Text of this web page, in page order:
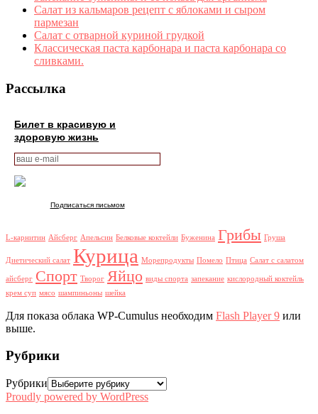
Салат из кальмаров рецепт с яблоками и сыром
пармезан
Салат с отварной куриной грудкой
Классическая паста карбонара и паста карбонара со
сливками.
Рассылка
Билет в красивую и
здоровую жизнь
Подписаться письмом
L-карнитин Айсберг Апельсин Белковые коктейли Буженина Грибы Груша
Диетический салат Курица Морепродукты Помело Птица Салат с салатом
айсберг Спорт Творог Яйцо виды спорта запекание кислородный коктейль
крем суп мясо шампиньоны шейка
Для показа облака WP-Cumulus необходим Flash Player 9 или
выше.
Рубрики
Рубрики
Proudly powered by WordPress